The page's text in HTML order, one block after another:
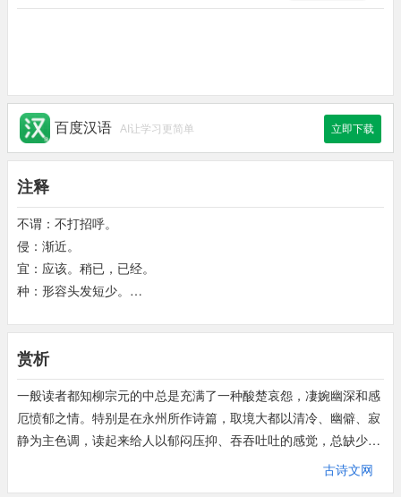
百度汉语 AI让学习更简单 立即下载
注释
不谓：不打招呼。
侵：渐近。
宜：应该。稍已，已经。
种：形容头发短少。
彭聃：即彭祖和老聃，为古代长寿者。
周孔：即周公和孔子，为古代圣人。
杳杳：高远的样子。
遗音：声音不断，余音袅袅的意思。
赏析
一般读者都知柳宗元的中总是充满了一种酸楚哀怨，凄婉幽深和感
厄愤郁之情。特别是在永州所作诗篇，取境大都以清冷、幽僻、寂
静为主色调，读起来给人以郁闷压抑、吞吞吐吐的感觉，总缺少一
些豪迈潇洒、明快超脱。而此诗却一反常态，使人耳目一新，在柳
古诗文网